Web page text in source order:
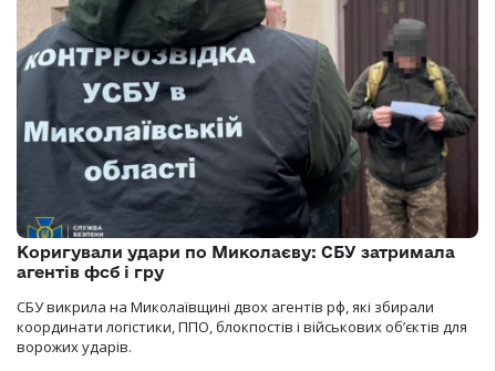
Коригували удари по Миколаєву: СБУ затримала
агентів фсб і гру
СБУ викрила на Миколаївщині двох агентів рф, які збирали
координати логістики, ППО, блокпостів і військових об’єктів для
ворожих ударів.